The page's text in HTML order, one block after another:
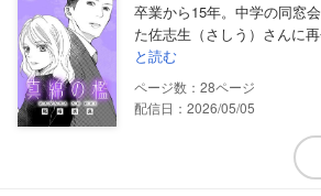
卒業から15年。中学の同窓
た佐志生（さしう）さんに
と読む
28
配信日：2026/05/05